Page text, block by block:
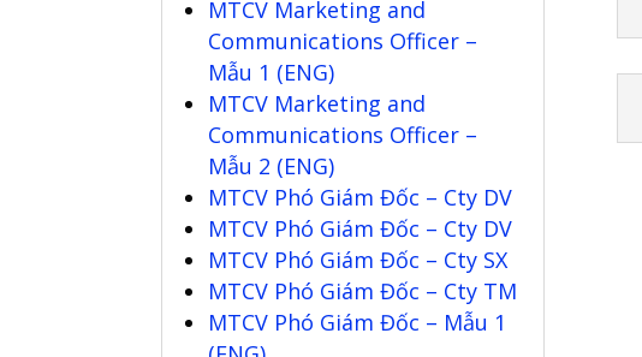
MTCV Marketing and
Communications Officer –
Mẫu 1 (ENG)
MTCV Marketing and
Communications Officer –
Mẫu 2 (ENG)
MTCV Phó Giám Đốc – Cty DV
MTCV Phó Giám Đốc – Cty DV
MTCV Phó Giám Đốc – Cty SX
MTCV Phó Giám Đốc – Cty TM
MTCV Phó Giám Đốc – Mẫu 1